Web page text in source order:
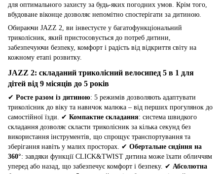
для оптимального захисту за будь-яких погодних умов. Крім того,
вбудоване віконце дозволяє непомітно спостерігати за дитиною.
Обираючи JAZZ 2, ви інвестуєте у багатофункціональний
триколісник, який пристосовується до потреб дитини,
забезпечуючи безпеку, комфорт і радість від відкриття світу на
кожному етапі розвитку.
JAZZ 2: складаний триколісний велосипед 5 в 1 для
дітей від 9 місяців до 5 років
✔ Росте разом із дитиною: 5 режимів дозволяють адаптувати
триколісник до віку та навичок малюка – від перших прогулянок до
самостійної їзди. ✔ Компактне складання: система швидкого
складання дозволяє скласти триколісник за кілька секунд без
використання інструментів, що спрощує транспортування та
зберігання навіть у малих просторах. ✔ Обертальне сидіння на
360°: завдяки функції CLICK&TWIST дитина може їхати обличчям
уперед або назад, що забезпечує комфорт і безпеку. ✔ Абсолютна